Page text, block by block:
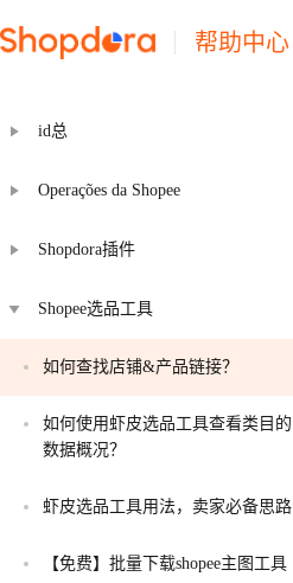
帮助中心
id总
Operações da Shopee
Shopdora插件
Shopee选品工具
如何查找店铺&产品链接？
如何使用虾皮选品工具查看类目的
数据概况？
虾皮选品工具用法，卖家必备思路
【免费】批量下载shopee主图工具